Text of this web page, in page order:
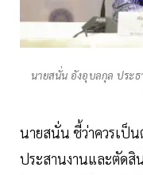
นายสนั่น อังอุบลกุล ประธ
นายสนั่น ชี้ว่าควรเป็
ประสานงานและตัดสิ